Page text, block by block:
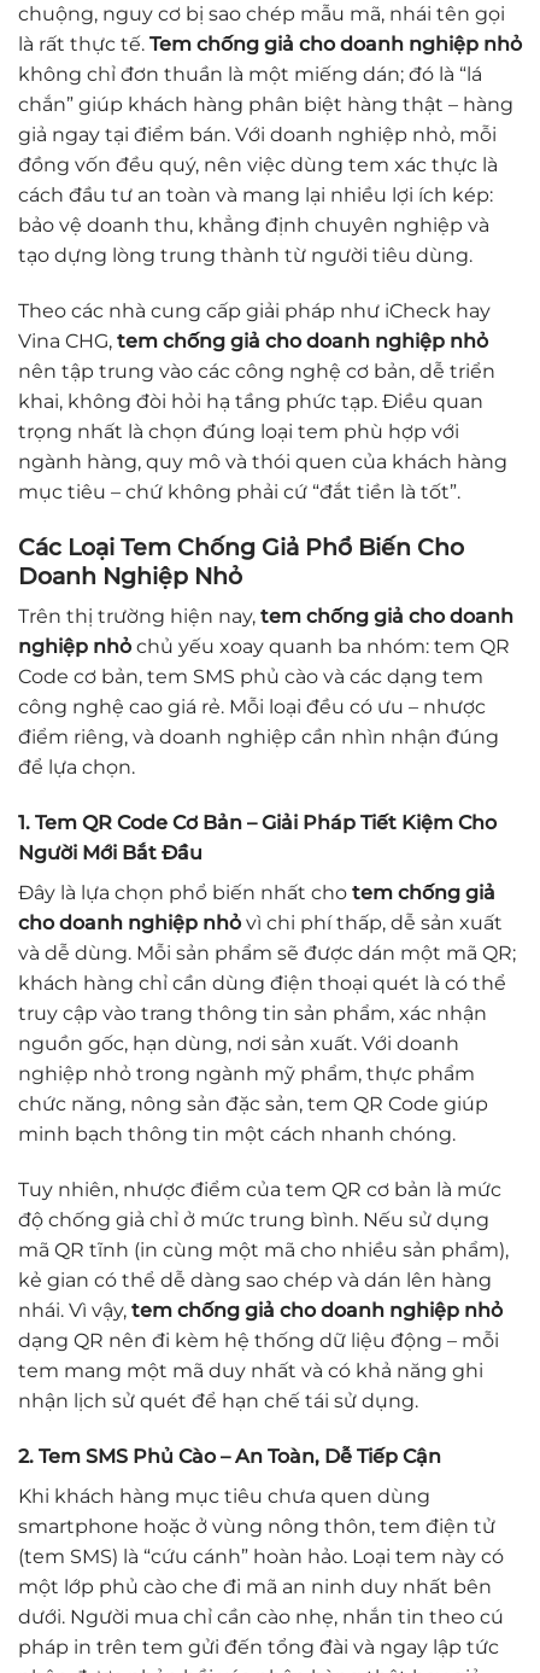
chuộng, nguy cơ bị sao chép mẫu mã, nhái tên gọi
là rất thực tế. Tem chống giả cho doanh nghiệp nhỏ
không chỉ đơn thuần là một miếng dán; đó là “lá
chắn” giúp khách hàng phân biệt hàng thật – hàng
giả ngay tại điểm bán. Với doanh nghiệp nhỏ, mỗi
đồng vốn đều quý, nên việc dùng tem xác thực là
cách đầu tư an toàn và mang lại nhiều lợi ích kép:
bảo vệ doanh thu, khẳng định chuyên nghiệp và
tạo dựng lòng trung thành từ người tiêu dùng.
Theo các nhà cung cấp giải pháp như iCheck hay
Vina CHG, tem chống giả cho doanh nghiệp nhỏ
nên tập trung vào các công nghệ cơ bản, dễ triển
khai, không đòi hỏi hạ tầng phức tạp. Điều quan
trọng nhất là chọn đúng loại tem phù hợp với
ngành hàng, quy mô và thói quen của khách hàng
mục tiêu – chứ không phải cứ “đắt tiền là tốt”.
Các Loại Tem Chống Giả Phổ Biến Cho
Doanh Nghiệp Nhỏ
Trên thị trường hiện nay, tem chống giả cho doanh
nghiệp nhỏ chủ yếu xoay quanh ba nhóm: tem QR
Code cơ bản, tem SMS phủ cào và các dạng tem
công nghệ cao giá rẻ. Mỗi loại đều có ưu – nhược
điểm riêng, và doanh nghiệp cần nhìn nhận đúng
để lựa chọn.
1. Tem QR Code Cơ Bản – Giải Pháp Tiết Kiệm Cho
Người Mới Bắt Đầu
Đây là lựa chọn phổ biến nhất cho tem chống giả
cho doanh nghiệp nhỏ vì chi phí thấp, dễ sản xuất
và dễ dùng. Mỗi sản phẩm sẽ được dán một mã QR;
khách hàng chỉ cần dùng điện thoại quét là có thể
truy cập vào trang thông tin sản phẩm, xác nhận
nguồn gốc, hạn dùng, nơi sản xuất. Với doanh
nghiệp nhỏ trong ngành mỹ phẩm, thực phẩm
chức năng, nông sản đặc sản, tem QR Code giúp
minh bạch thông tin một cách nhanh chóng.
Tuy nhiên, nhược điểm của tem QR cơ bản là mức
độ chống giả chỉ ở mức trung bình. Nếu sử dụng
mã QR tĩnh (in cùng một mã cho nhiều sản phẩm),
kẻ gian có thể dễ dàng sao chép và dán lên hàng
nhái. Vì vậy, tem chống giả cho doanh nghiệp nhỏ
dạng QR nên đi kèm hệ thống dữ liệu động – mỗi
tem mang một mã duy nhất và có khả năng ghi
nhận lịch sử quét để hạn chế tái sử dụng.
2. Tem SMS Phủ Cào – An Toàn, Dễ Tiếp Cận
Khi khách hàng mục tiêu chưa quen dùng
smartphone hoặc ở vùng nông thôn, tem điện tử
(tem SMS) là “cứu cánh” hoàn hảo. Loại tem này có
một lớp phủ cào che đi mã an ninh duy nhất bên
dưới. Người mua chỉ cần cào nhẹ, nhắn tin theo cú
pháp in trên tem gửi đến tổng đài và ngay lập tức